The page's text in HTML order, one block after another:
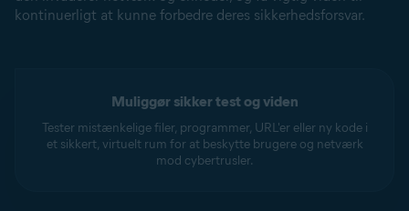
kontinuerligt at kunne forbedre deres sikkerhedsforsvar.
Muliggør sikker test og viden
Tester mistænkelige filer, programmer, URL'er eller ny kode i
et sikkert, virtuelt rum for at beskytte brugere og netværk
mod cybertrusler.